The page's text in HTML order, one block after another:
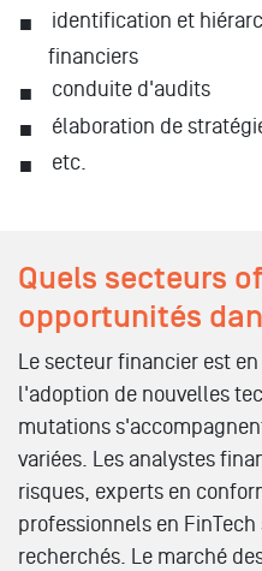
identification et
financiers
conduite d'audits
élaboration de
etc.
Quels secteurs
opportunités
Le secteur financier est
l'adoption de nouvelles
mutations
variées. Les analystes
risques, experts en
professionnels en
recherchés. Le marché